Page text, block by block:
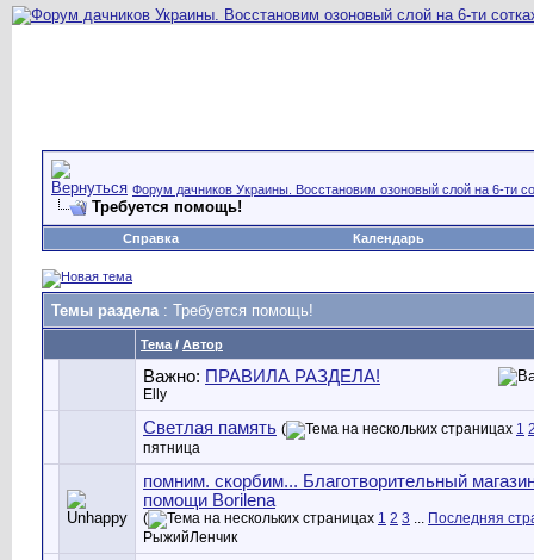
Форум дачников Украины. Восстановим озоновый слой на 6-ти
Требуется помощь!
Справка Календарь
Темы раздела: Требуется помощь!
Тема / Автор
Важно: ПРАВИЛА РАЗДЕЛА!
Elly
Светлая память ( 1
пятница
помним. скорбим... Благотворительный
помощи Borilena
( 1 2 3 ... Последняя
РыжийЛенчик